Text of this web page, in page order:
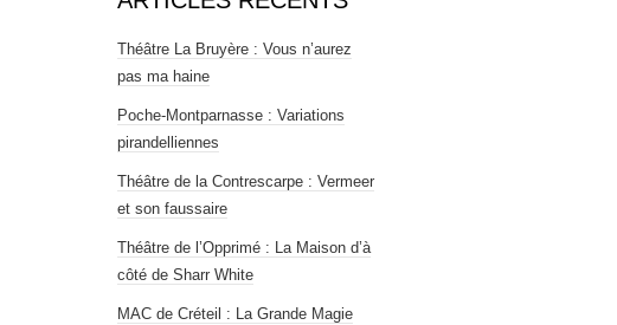
Théâtre La Bruyère : Vous n’aurez
pas ma haine
Poche-Montparnasse : Variations
pirandelliennes
Théâtre de la Contrescarpe : Vermeer
et son faussaire
Théâtre de l’Opprimé : La Maison d’à
côté de Sharr White
MAC de Créteil : La Grande Magie